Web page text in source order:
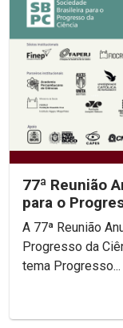
77ª Reunião
para o
A 77ª Reunião
Progresso da
tema Progresso...